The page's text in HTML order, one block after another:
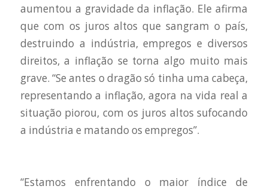
aumentou a gravidade da inflação. Ele afirma
que com os juros altos que sangram o país,
destruindo a indústria, empregos e diversos
direitos, a inflação se torna algo muito mais
grave. “Se antes o dragão só tinha uma cabeça,
representando a inflação, agora na vida real a
situação piorou, com os juros altos sufocando
a indústria e matando os empregos”.
“Estamos enfrentando o maior índice de